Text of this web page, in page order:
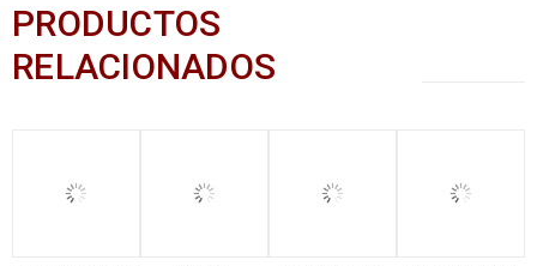
PRODUCTOS
RELACIONADOS